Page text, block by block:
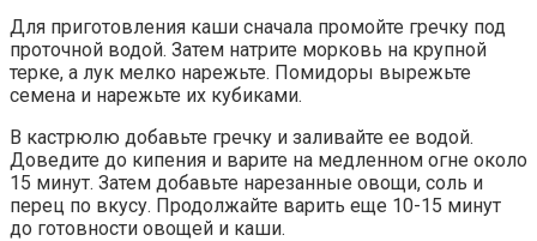
Для приготовления каши сначала промойте гречку под
проточной водой. Затем натрите морковь на крупной
терке, а лук мелко нарежьте. Помидоры вырежьте
семена и нарежьте их кубиками.
В кастрюлю добавьте гречку и заливайте ее водой.
Доведите до кипения и варите на медленном огне около
15 минут. Затем добавьте нарезанные овощи, соль и
перец по вкусу. Продолжайте варить еще 10-15 минут
до готовности овощей и каши.